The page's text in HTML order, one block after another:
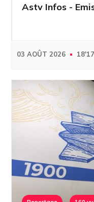
Astv Infos -
03 AOÛT 2026